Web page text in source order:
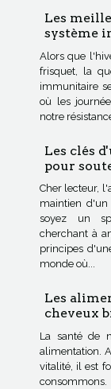
Les
système
Alors que
frisquet, la
immunitaire
où les
notre
Les clés
pour
Cher lecteur,
maintien
soyez un
cherchant à
principes
monde où...
Les
cheveux
La santé de
alimentation.
vitalité, il est